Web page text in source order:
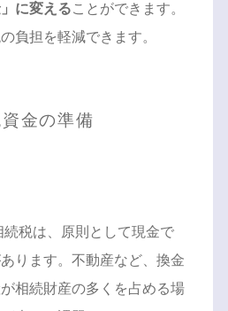
に変えることができます。
負担を軽減できます。
金の準備
続税は、原則として現金で
ります。不動産など、換金
相続財産の多くを占める場